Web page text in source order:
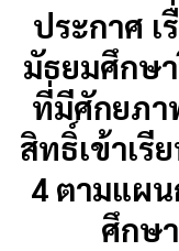
ประกาศ เ
มัธยมศึกษา
ที่มีศักยภา
สิทธิ์เข้าเ
4 ตามแผน
ศึกษ